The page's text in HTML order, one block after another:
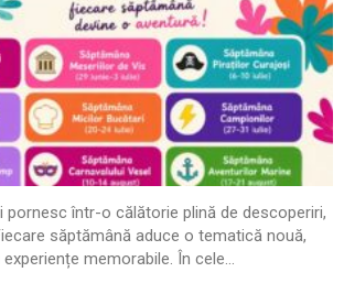
pornesc într-o călătorie plină de descoperiri,
săptămână aduce o tematică nouă,
memorabile. În cele...